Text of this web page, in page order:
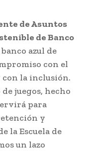
de Asuntos
de Banco
azul de
con el
con la inclusión.
juegos, hecho
para
y
la Escuela de
un lazo